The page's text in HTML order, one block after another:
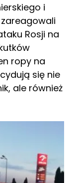
i
Rosji na
ropy na
się nie
ale również